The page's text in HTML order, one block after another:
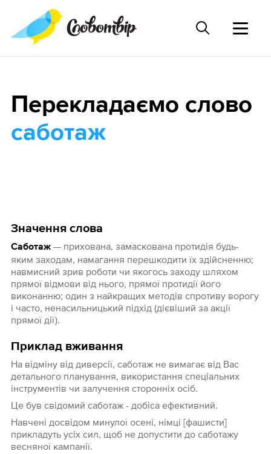
Значення слова
Саботаж— прихована, замаскована протидія будь-
яким заходам, намагання перешкодити їх здійсненню;
навмисний зрив роботи чи якогось заходу шляхом
прямої відмови від нього, прямої протидії його
виконанню; один з найкращих методів спротиву ворогу
і часто, ненасильницький підхід (дієвіший за акції
прямої дії).
Приклад вживання
На відміну від диверсії, саботаж не вимагає від Вас
детального планування, використання спеціальних
інструментів чи залучення сторонніх осіб.
Це був свідомий саботаж - добіса ефективний.
Навчені досвідом минулої осені, німці [фашисти]
прикладуть усіх сил, щоб не допустити до саботажу
весняної кампанії.
Перекладаємо слово
саботаж